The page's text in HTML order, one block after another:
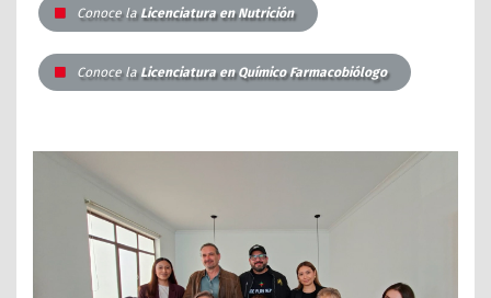
Conoce la Licenciatura en Nutrición
Conoce la Licenciatura en Químico Farmacobiólogo